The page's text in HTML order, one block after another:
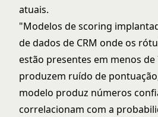
atuais.
"Modelos de scoring
de dados de CRM onde os
estão presentes em menos
produzem ruído de
modelo produz números
correlacionam com a